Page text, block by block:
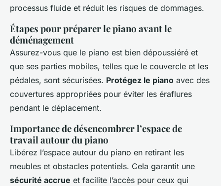
processus fluide et réduit les risques de dommages.
Étapes pour préparer le piano avant le
déménagement
Assurez-vous que le piano est bien dépoussiéré et
que ses parties mobiles, telles que le couvercle et les
pédales, sont sécurisées. Protégez le piano avec des
couvertures appropriées pour éviter les éraflures
pendant le déplacement.
Importance de désencombrer l’espace de
travail autour du piano
Libérez l’espace autour du piano en retirant les
meubles et obstacles potentiels. Cela garantit une
sécurité accrue et facilite l’accès pour ceux qui